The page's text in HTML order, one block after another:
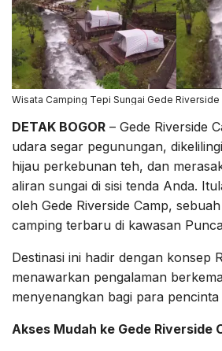
Wisata Camping Tepi Sungai Gede Riverside
DETAK BOGOR – Gede Riverside
udara segar pegunungan,
hijau perkebunan teh, dan
aliran sungai di sisi tenda Anda.
oleh Gede Riverside Camp,
camping terbaru di kawasan
Destinasi ini hadir dengan konsep
menawarkan pengalaman
menyenangkan bagi para pencinta
Akses Mudah ke Gede Riverside